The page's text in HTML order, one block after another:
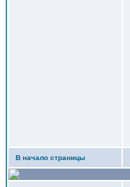
В начало страницы